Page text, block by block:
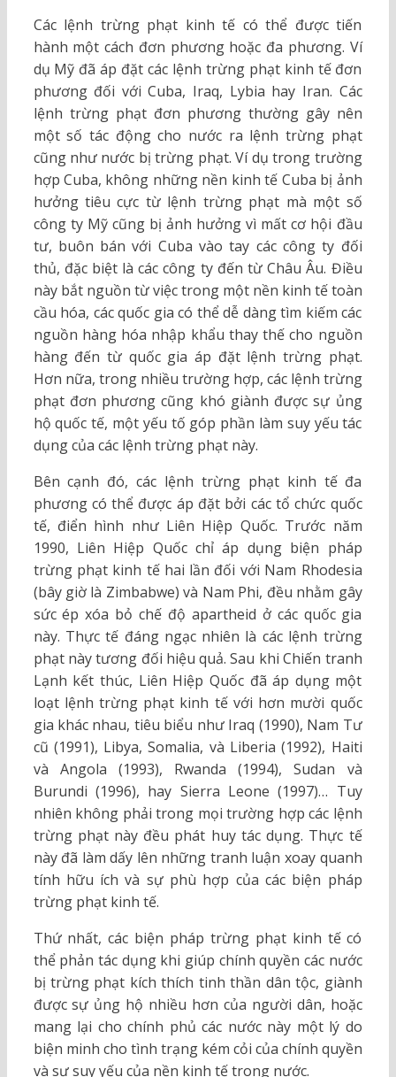
Các lệnh trừng phạt kinh tế có thể được tiến
hành một cách đơn phương hoặc đa phương. Ví
dụ Mỹ đã áp đặt các lệnh trừng phạt kinh tế đơn
phương đối với Cuba, Iraq, Lybia hay Iran. Các
lệnh trừng phạt đơn phương thường gây nên
một số tác động cho nước ra lệnh trừng phạt
cũng như nước bị trừng phạt. Ví dụ trong trường
hợp Cuba, không những nền kinh tế Cuba bị ảnh
hưởng tiêu cực từ lệnh trừng phạt mà một số
công ty Mỹ cũng bị ảnh hưởng vì mất cơ hội đầu
tư, buôn bán với Cuba vào tay các công ty đối
thủ, đặc biệt là các công ty đến từ Châu Âu. Điều
này bắt nguồn từ việc trong một nền kinh tế toàn
cầu hóa, các quốc gia có thể dễ dàng tìm kiếm các
nguồn hàng hóa nhập khẩu thay thế cho nguồn
hàng đến từ quốc gia áp đặt lệnh trừng phạt.
Hơn nữa, trong nhiều trường hợp, các lệnh trừng
phạt đơn phương cũng khó giành được sự ủng
hộ quốc tế, một yếu tố góp phần làm suy yếu tác
dụng của các lệnh trừng phạt này.
Bên cạnh đó, các lệnh trừng phạt kinh tế đa
phương có thể được áp đặt bởi các tổ chức quốc
tế, điển hình như Liên Hiệp Quốc. Trước năm
1990, Liên Hiệp Quốc chỉ áp dụng biện pháp
trừng phạt kinh tế hai lần đối với Nam Rhodesia
(bây giờ là Zimbabwe) và Nam Phi, đều nhằm gây
sức ép xóa bỏ chế độ apartheid ở các quốc gia
này. Thực tế đáng ngạc nhiên là các lệnh trừng
phạt này tương đối hiệu quả. Sau khi Chiến tranh
Lạnh kết thúc, Liên Hiệp Quốc đã áp dụng một
loạt lệnh trừng phạt kinh tế với hơn mười quốc
gia khác nhau, tiêu biểu như Iraq (1990), Nam Tư
cũ (1991), Libya, Somalia, và Liberia (1992), Haiti
và Angola (1993), Rwanda (1994), Sudan và
Burundi (1996), hay Sierra Leone (1997)… Tuy
nhiên không phải trong mọi trường hợp các lệnh
trừng phạt này đều phát huy tác dụng. Thực tế
này đã làm dấy lên những tranh luận xoay quanh
tính hữu ích và sự phù hợp của các biện pháp
trừng phạt kinh tế.
Thứ nhất, các biện pháp trừng phạt kinh tế có
thể phản tác dụng khi giúp chính quyền các nước
bị trừng phạt kích thích tinh thần dân tộc, giành
được sự ủng hộ nhiều hơn của người dân, hoặc
mang lại cho chính phủ các nước này một lý do
biện minh cho tình trạng kém cỏi của chính quyền
và sự suy yếu của nền kinh tế trong nước.